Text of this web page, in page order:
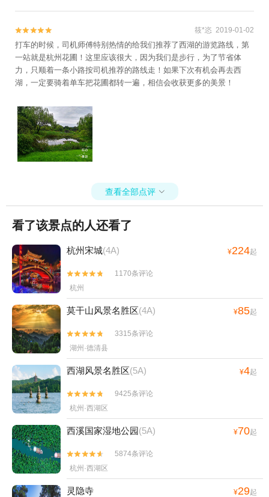
+天目山上海之家+杭州大剧院+西溪湿地印象摇
橹船+龙井茶室+西溪庄园+瑶琳国家森林公园
+猎鹰CS野战（西溪湿地）+临安水源水上乐园
+杭州图书馆+西湖文化广场+纳米租车（杭州）
园+西溪天堂商业街+天目山大树王景区+花港公
园+西湖天下景+杭州湘湖游船+灵隐寺+宝石山
造像+临安天目花海+三潭印月花港观鱼码头+杭
州宋城+西溪湿地洪园+杭州樱花园+杭州宝寿山
+杭州兰里景区+杭州X秀+西溪空中揽胜氦气球
+杭州长乔吉泡泡乐园+良渚博物院+青芝坞+浙
泉度假村+杭州西湖博物馆(总馆)+杭州孔庙+杭
子乐园+杭州乐活岛+西湖外事游船+OMG心跳
乐园+浙江美术馆+三渡鹿营户外营地+浙江省科
技馆+飞来峰+大奇山魔幻乐园+良渚古城遗址水
利系统老虎岭遗址+西溪艺得美术馆+杭州灵山景
区+灵隐飞来峰-凉亭+西湖龙井茶+雷峰塔藕香居
+西溪城市文化公园+浙江西湖美术馆+西湖龙井
山园+临安十门峡雪域谷温泉+浙江省非物质文化
遗产馆+钱王陵园+飞来峰造像+西天目山风景区
+西溪湿地董湾+叙宴(杭州滨江店)+三渡山地运
动公园+马岭天观+上海 · 黑秀（hey show）丨
小黑互动脱口秀+桐庐天子地景区度假村+宫宴
+天子地山野乐园-天空之镜1日游

 筱*恣 2019-01-02
打车的时候，司机师傅特别热情的给我们推荐了西湖的游览路线，第
一站就是杭州花圃！这里应该很大，因为我们是步行，为了节省体
力，只顺着一条小路按司机推荐的路线走！如果下次有机会再去西
湖，一定要骑着单车把花圃都转一遍，相信会收获更多的美景！
查看全部点评 
看了该景点的人还看了
杭州宋城(4A) ¥224起


1170条评论
杭州
莫干山风景名胜区(4A) ¥85起


3315条评论
湖州·德清县
西湖风景名胜区(5A) ¥4起


9425条评论
杭州·西湖区
西溪国家湿地公园(5A) ¥70起


5874条评论
杭州·西湖区
灵隐寺 ¥29起